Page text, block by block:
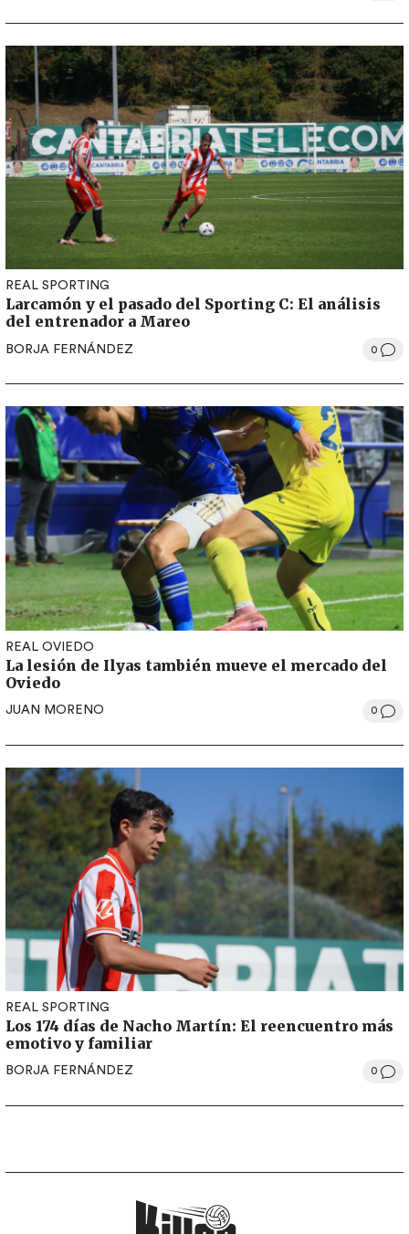
REAL SPORTING
Larcamón y el pasado del Sporting C: El análisis
del entrenador a Mareo
BORJA FERNÁNDEZ 0
REAL OVIEDO
La lesión de Ilyas también mueve el mercado del
Oviedo
JUAN MORENO 0
REAL SPORTING
Los 174 días de Nacho Martín: El reencuentro más
emotivo y familiar
BORJA FERNÁNDEZ 0